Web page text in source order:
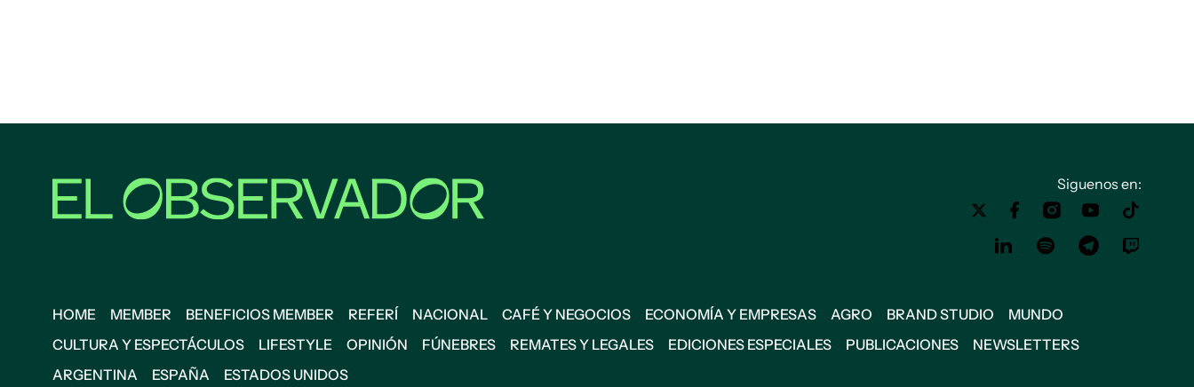
Siguenos en:
HOME MEMBER BENEFICIOS MEMBER REFERÍ NACIONAL CAFÉ Y NEGOCIOS ECONOMÍA Y EMPRESAS AGRO BRAND STUDIO
MUNDO
CULTURA Y ESPECTÁCULOS
LIFESTYLE OPINIÓN FÚNEBRES REMATES Y LEGALES EDICIONES ESPECIALES PUBLICACIONES
NEWSLETTERS
ARGENTINA
ESPAÑA ESTADOS UNIDOS